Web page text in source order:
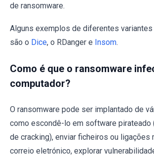
de ransomware.
Alguns exemplos de diferentes variantes
são o Dice, o RDanger e Insom.
Como é que o ransomware
computador?
O ransomware pode ser implantado de
como escondê-lo em software pirateado
de cracking), enviar ficheiros ou ligações
correio eletrónico, explorar